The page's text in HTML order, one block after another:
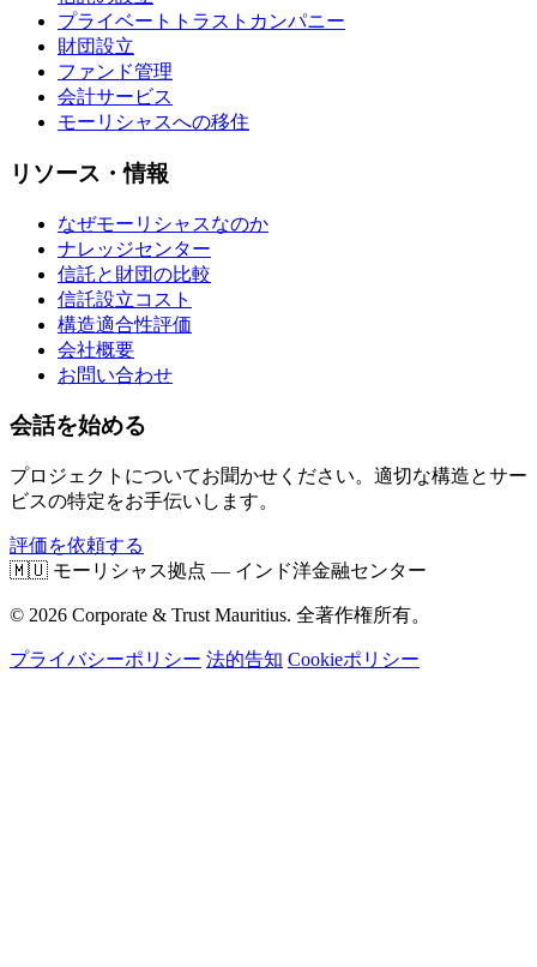
プライベートトラストカンパニー
財団設立
ファンド管理
会計サービス
モーリシャスへの移住
リソース・情報
なぜモーリシャスなのか
ナレッジセンター
信託と財団の比較
信託設立コスト
構造適合性評価
会社概要
お問い合わせ
会話を始める
プロジェクトについてお聞かせください。適切な構造とサー
ビスの特定をお手伝いします。
評価を依頼する
🇲🇺 モーリシャス拠点 — インド洋金融センター
© 2026 Corporate & Trust Mauritius. 全著作権所有。
プライバシーポリシー 法的告知 Cookieポリシー